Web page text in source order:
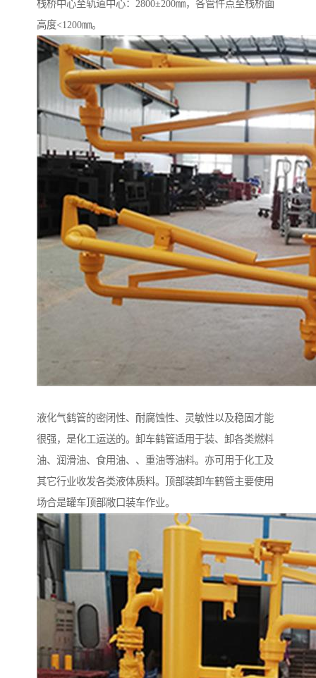
栈桥中心至轨道中心：2800±200㎜，各管件点至栈桥面
高度<1200㎜。
液化气鹤管的密闭性、耐腐蚀性、灵敏性以及稳固才能
很强，是化工运送的。卸车鹤管适用于装、卸各类燃料
油、润滑油、食用油、、重油等油料。亦可用于化工及
其它行业收发各类液体质料。顶部装卸车鹤管主要使用
场合是罐车顶部敞口装车作业。